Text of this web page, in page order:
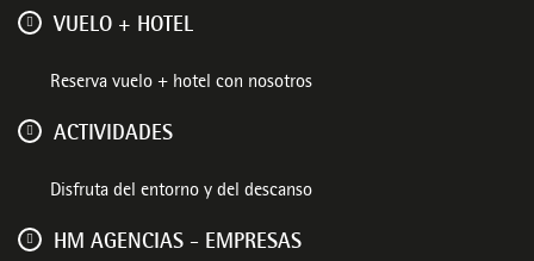
VUELO + HOTEL
Reserva vuelo + hotel con nosotros
ACTIVIDADES
Disfruta del entorno y del descanso
HM AGENCIAS - EMPRESAS